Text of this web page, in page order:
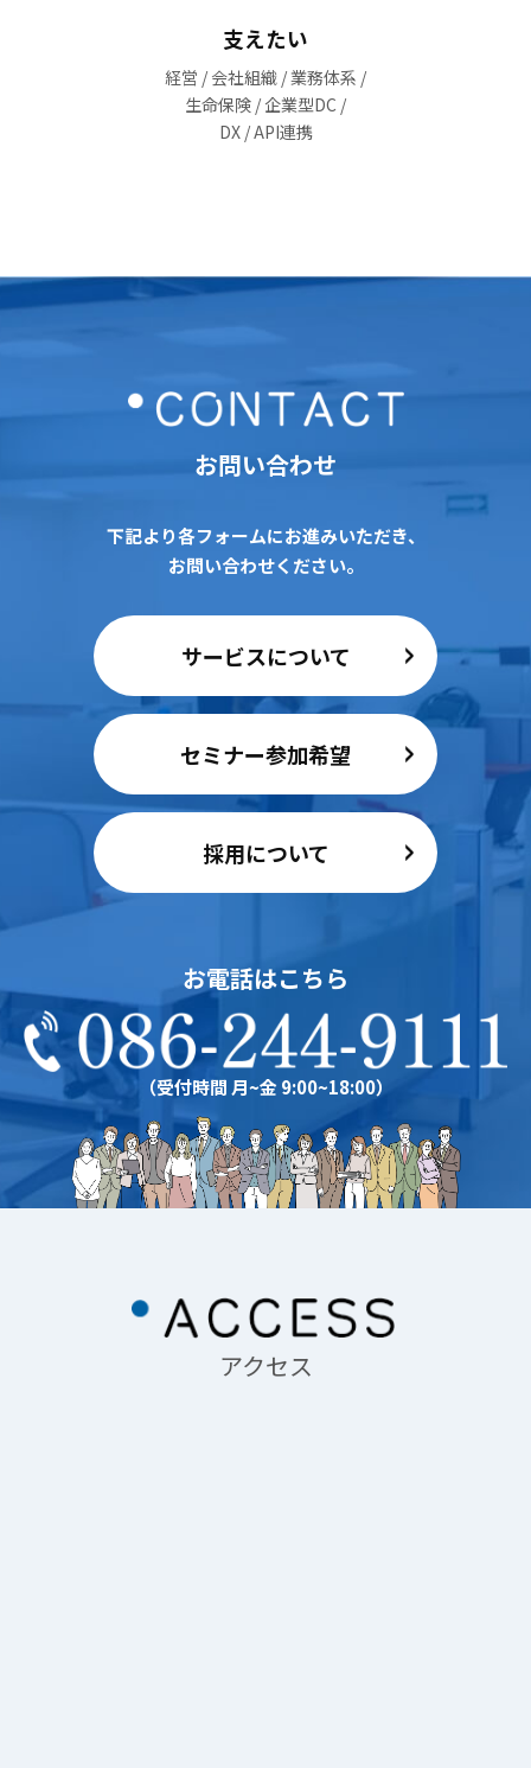
支えたい
経営 / 会社組織 / 業務体系 /
生命保険 / 企業型DC /
DX / API連携
お問い合わせ
下記より各フォームにお進みいただき、
お問い合わせください。
サービスについて
セミナー参加希望
採用について
お電話はこちら
（受付時間 月~金 9:00~18:00）
アクセス